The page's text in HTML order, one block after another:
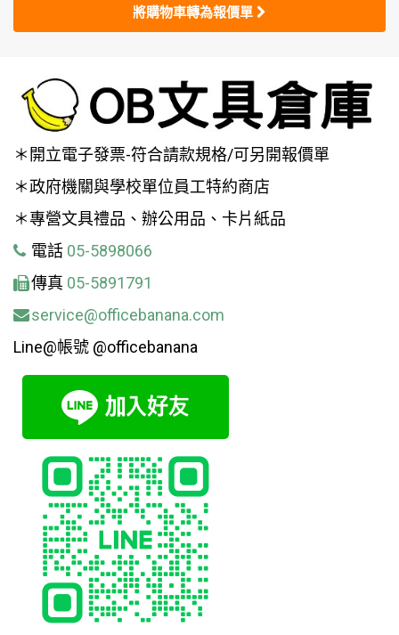
將購物車轉為報價單
＊開立電子發票-符合請款規格/可另開報價單
＊政府機關與學校單位員工特約商店
＊專營文具禮品、辦公用品、卡片紙品
電話 05-5898066
傳真 05-5891791
service@officebanana.com
Line@帳號 @officebanana